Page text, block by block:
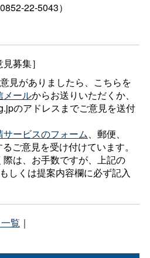
22-5043）
募集］
見がありましたら、こちらを
メールからお送りいただくか、
のアドレスまでご意見を送付
サービスのフォーム、郵便、
ご意見を受け付けています。
は、お手数ですが、上記の
しくは提案内容欄に必ず記入
覧 ｜